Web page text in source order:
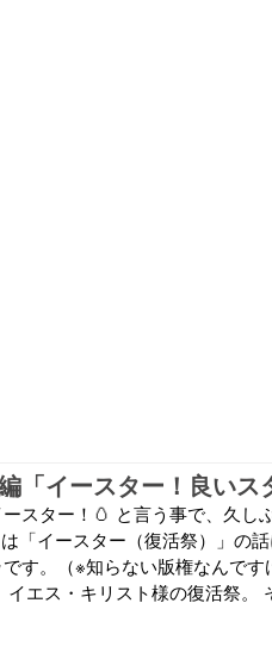
「イースター！良いス
スター！🥚 と言う事で、久し
「イースター（復活祭）」の
す。（※知らない版権なんで
エス・キリスト様の復活祭。